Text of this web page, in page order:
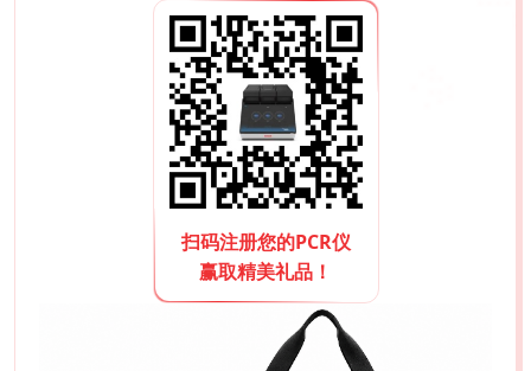
扫码注册您的PCR仪
赢取精美礼品！